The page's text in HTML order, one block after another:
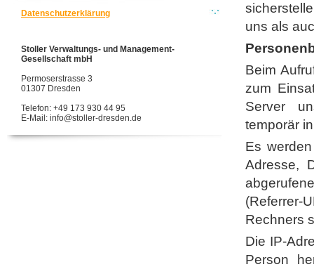
Datenschutzerklärung
Stoller Verwaltungs- und Management-
Gesellschaft mbH
Permoserstrasse 3
01307 Dresden
Telefon: +49 173 930 44 95
E-Mail: info@stoller-dresden.de
uns als
Beim
zum
Server
temporär
Es
Adresse,
(Referrer-
Rechners
Die IP-
Person